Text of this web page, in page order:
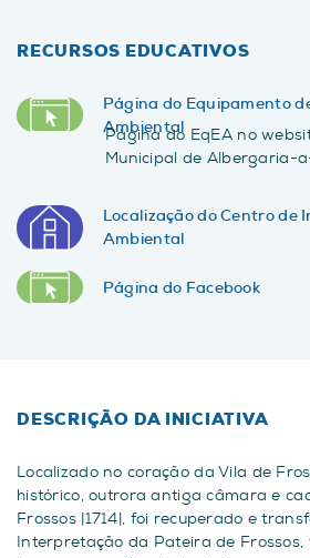
RECURSOS EDUCATIVOS
Página do Equipamento
Ambiental
Página do EqEA no
Municipal de Albergaria-
Localização do Centro de
Ambiental
Página do Facebook
DESCRIÇÃO DA INICIATIVA
Localizado no coração da Vila de
histórico, outrora antiga câmara e
Frossos |1714|, foi recuperado e
Interpretação da Pateira de